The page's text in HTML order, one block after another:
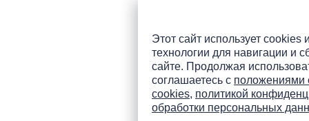
Этот сайт использует cookies
технологии для навигации и
сайте. Продолжая
соглашаетесь с положениями
cookies, политикой
обработки персональных